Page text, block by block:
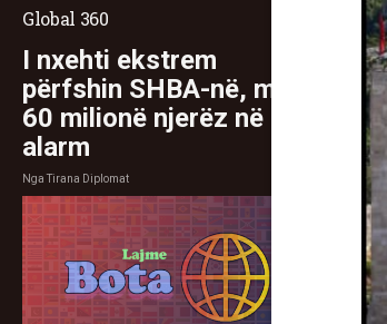
Global 360
I nxehti ekstrem
përfshin SHBA-në, mbi
60 milionë njerëz në
alarm
NgaTirana Diplomat